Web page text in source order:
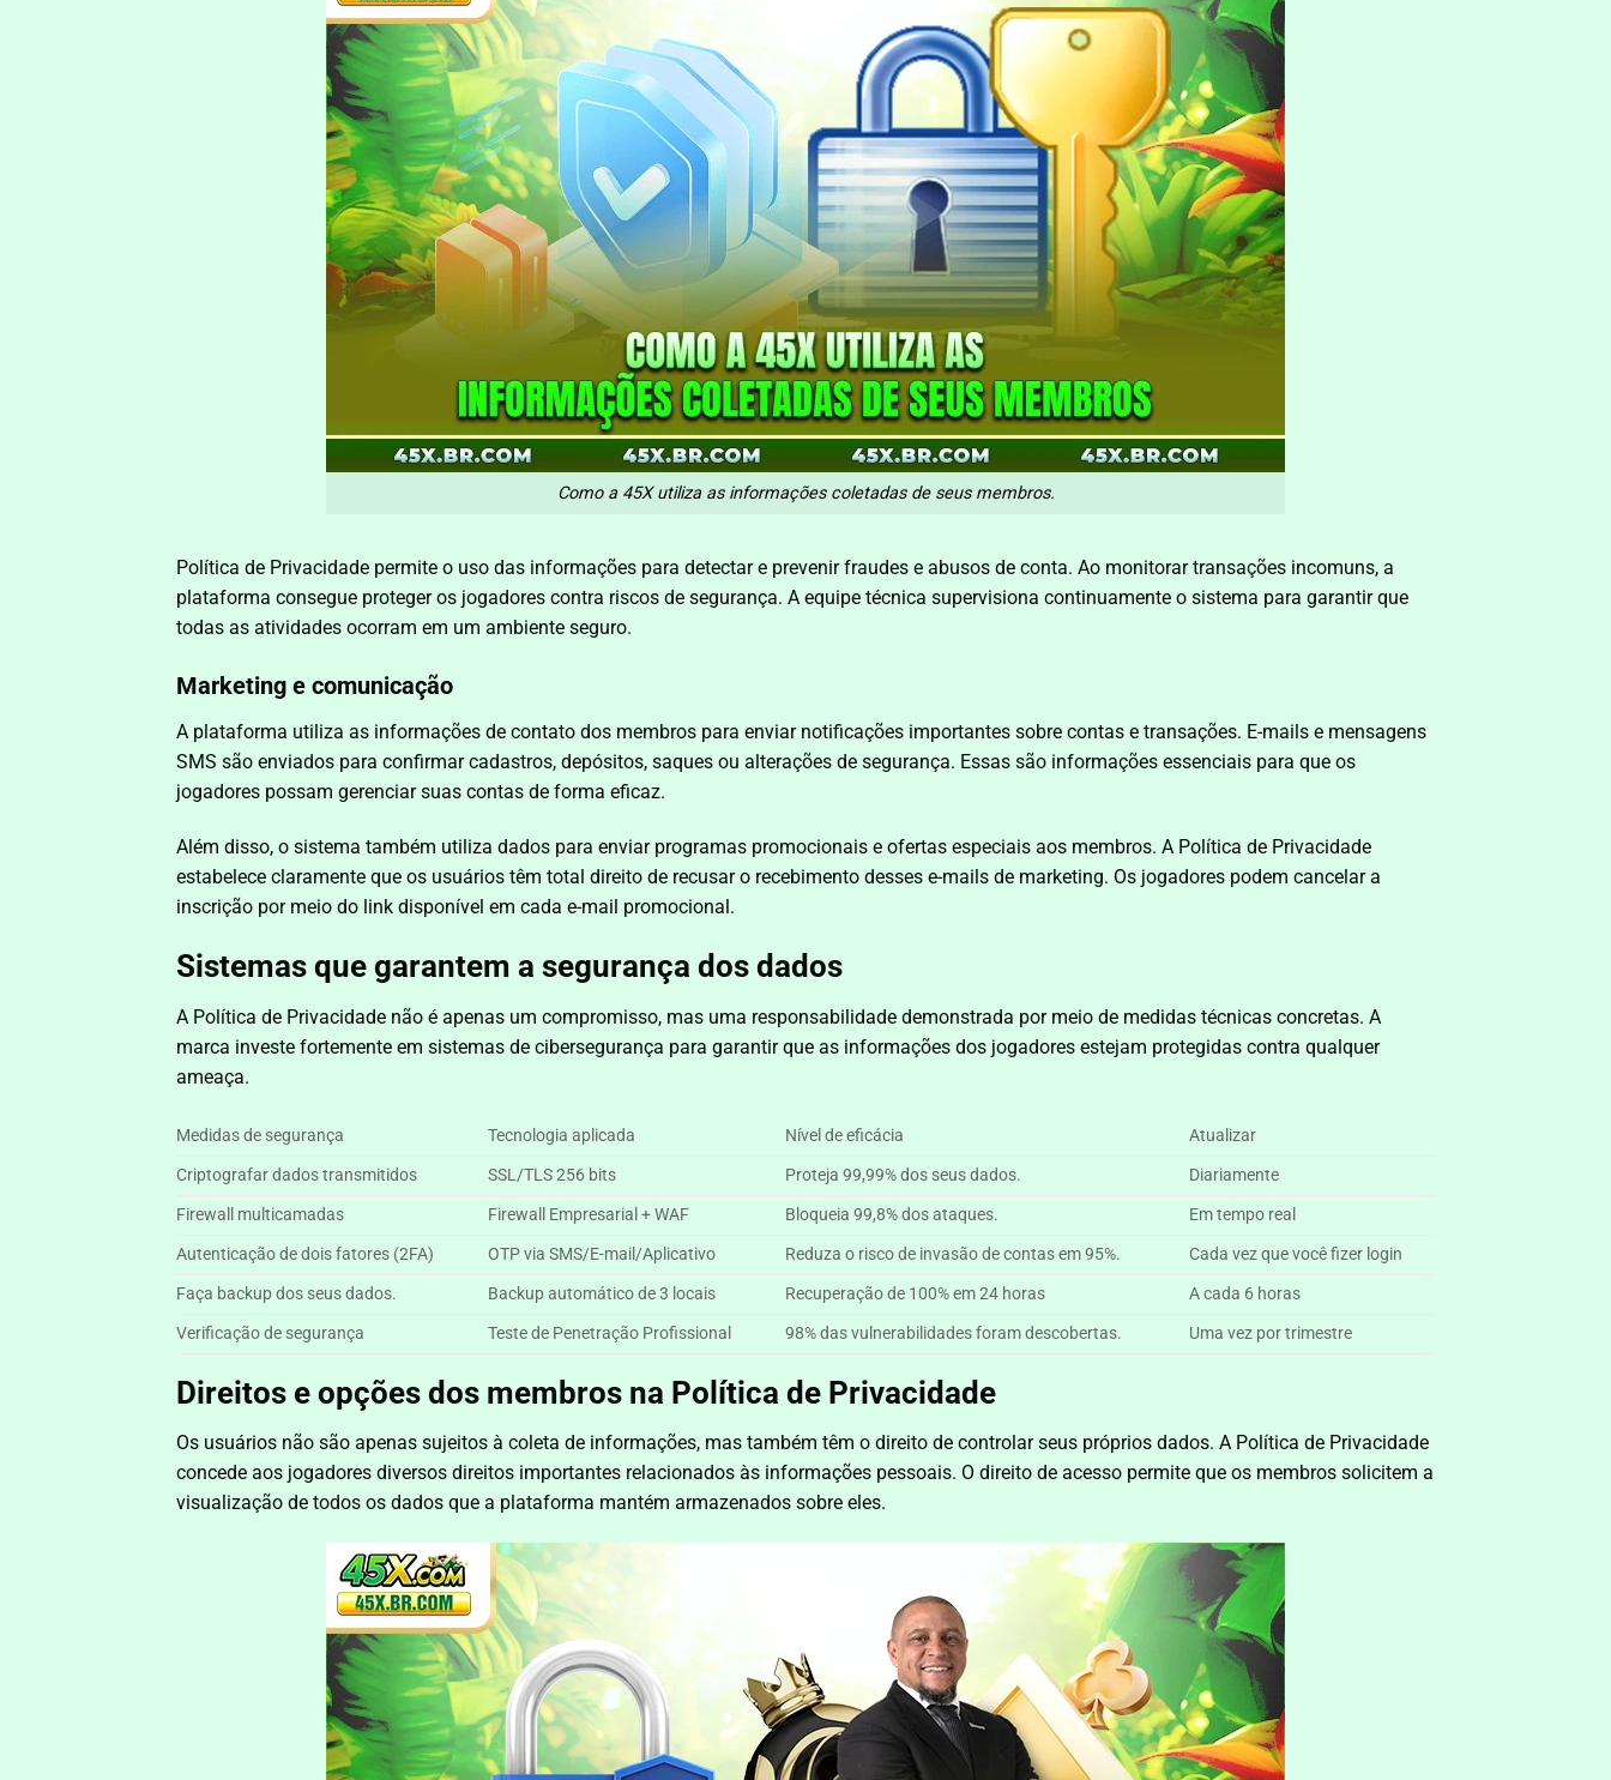
Como a 45X utiliza as informações coletadas de seus membros.
Política de Privacidade permite o uso das informações para detectar e prevenir fraudes e abusos de conta. Ao monitorar transações incomuns, a
plataforma consegue proteger os jogadores contra riscos de segurança. A equipe técnica supervisiona continuamente o sistema para garantir que
todas as atividades ocorram em um ambiente seguro.
Marketing e comunicação
A plataforma utiliza as informações de contato dos membros para enviar notificações importantes sobre contas e transações. E-mails e mensagens
SMS são enviados para confirmar cadastros, depósitos, saques ou alterações de segurança. Essas são informações essenciais para que os
jogadores possam gerenciar suas contas de forma eficaz.
Além disso, o sistema também utiliza dados para enviar programas promocionais e ofertas especiais aos membros. A Política de Privacidade
estabelece claramente que os usuários têm total direito de recusar o recebimento desses e-mails de marketing. Os jogadores podem cancelar a
inscrição por meio do link disponível em cada e-mail promocional.
Sistemas que garantem a segurança dos dados
A Política de Privacidade não é apenas um compromisso, mas uma responsabilidade demonstrada por meio de medidas técnicas concretas. A
marca investe fortemente em sistemas de cibersegurança para garantir que as informações dos jogadores estejam protegidas contra qualquer
ameaça.
Medidas de segurança Tecnologia aplicada Nível de eficácia
Atualizar
Criptografar dados transmitidos
SSL/TLS 256 bits Proteja 99,99% dos seus dados.
Diariamente
Firewall multicamadas
Firewall Empresarial + WAF Bloqueia 99,8% dos ataques.
Em tempo real
Autenticação de dois fatores (2FA)
OTP via SMS/E-mail/Aplicativo Reduza o risco de invasão de contas em 95%.
Cada vez que você fizer login
Faça backup dos seus dados.
Backup automático de 3 locais Recuperação de 100% em 24 horas
A cada 6 horas
Verificação de segurança
Teste de Penetração Profissional 98% das vulnerabilidades foram descobertas. Uma vez por trimestre
Direitos e opções dos membros na Política de Privacidade
Os usuários não são apenas sujeitos à coleta de informações, mas também têm o direito de controlar seus próprios dados. A Política de Privacidade
concede aos jogadores diversos direitos importantes relacionados às informações pessoais. O direito de acesso permite que os membros solicitem a
visualização de todos os dados que a plataforma mantém armazenados sobre eles.